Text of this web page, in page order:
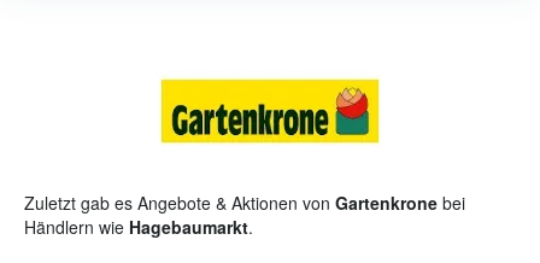
Zuletzt gab es Angebote & Aktionen von Gartenkrone bei
Händlern wie Hagebaumarkt.